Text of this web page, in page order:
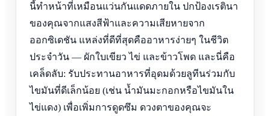
นี้ทำหน้าที่เหมือนแว่นกันแดดภายใน ปกป้องเรตินา
ของคุณจากแสงสีฟ้าและความเสียหายจาก
ออกซิเดชัน แหล่งที่ดีที่สุดคืออาหารง่ายๆ ในชีวิต
ประจำวัน — ผักใบเขียว ไข่ และข้าวโพด และนี่คือ
เคล็ดลับ: รับประทานอาหารที่อุดมด้วยลูทีนร่วมกับ
ไขมันที่ดีเล็กน้อย (เช่น น้ำมันมะกอกหรือไขมันใน
ไข่แดง) เพื่อเพิ่มการดูดซึม ดวงตาของคุณจะ